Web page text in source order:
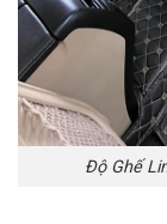
Độ Ghế